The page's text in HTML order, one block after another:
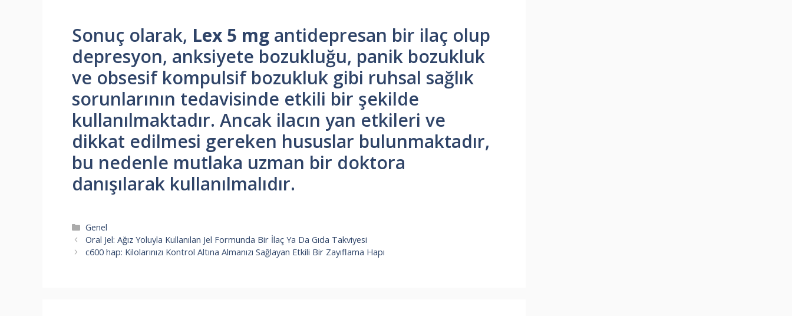
Sonuç olarak, Lex 5 mg antidepresan bir ilaç olup
depresyon, anksiyete bozukluğu, panik bozukluk
ve obsesif kompulsif bozukluk gibi ruhsal sağlık
sorunlarının tedavisinde etkili bir şekilde
kullanılmaktadır. Ancak ilacın yan etkileri ve
dikkat edilmesi gereken hususlar bulunmaktadır,
bu nedenle mutlaka uzman bir doktora
danışılarak kullanılmalıdır.
Kategoriler
Genel
Oral Jel: Ağız Yoluyla Kullanılan Jel Formunda Bir İlaç Ya Da Gıda Takviyesi
c600 hap: Kilolarınızı Kontrol Altına Almanızı Sağlayan Etkili Bir Zayıflama Hapı